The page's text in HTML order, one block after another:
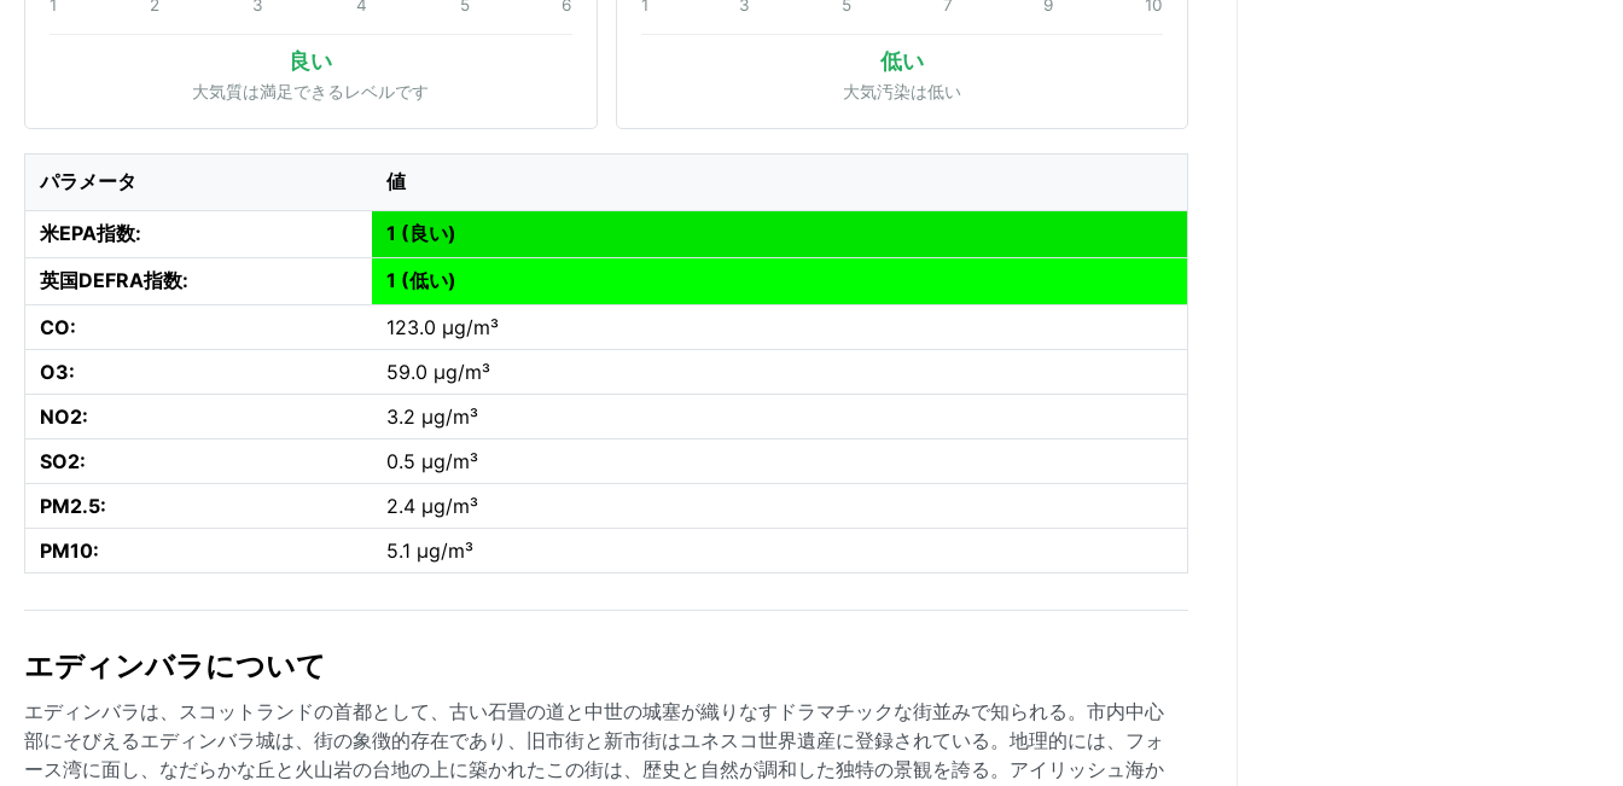
1 2 3 4 5 6
良い
大気質は満足できるレベルです
1 3 5 7 9 10
低い
大気汚染は低い
パラメータ 値
米EPA指数:
1 (良い)
英国DEFRA指数:
1 (低い)
CO:
123.0 µg/m³
O3:
59.0 µg/m³
NO2:
3.2 µg/m³
SO2:
0.5 µg/m³
PM2.5:
2.4 µg/m³
PM10:
5.1 µg/m³
エディンバラについて
エディンバラは、スコットランドの首都として、古い石畳の道と中世の城塞が織りなすドラマチックな街並みで知られる。市内中心
部にそびえるエディンバラ城は、街の象徴的存在であり、旧市街と新市街はユネスコ世界遺産に登録されている。地理的には、フォ
ース湾に面し、なだらかな丘と火山岩の台地の上に築かれたこの街は、歴史と自然が調和した独特の景観を誇る。アイリッシュ海か